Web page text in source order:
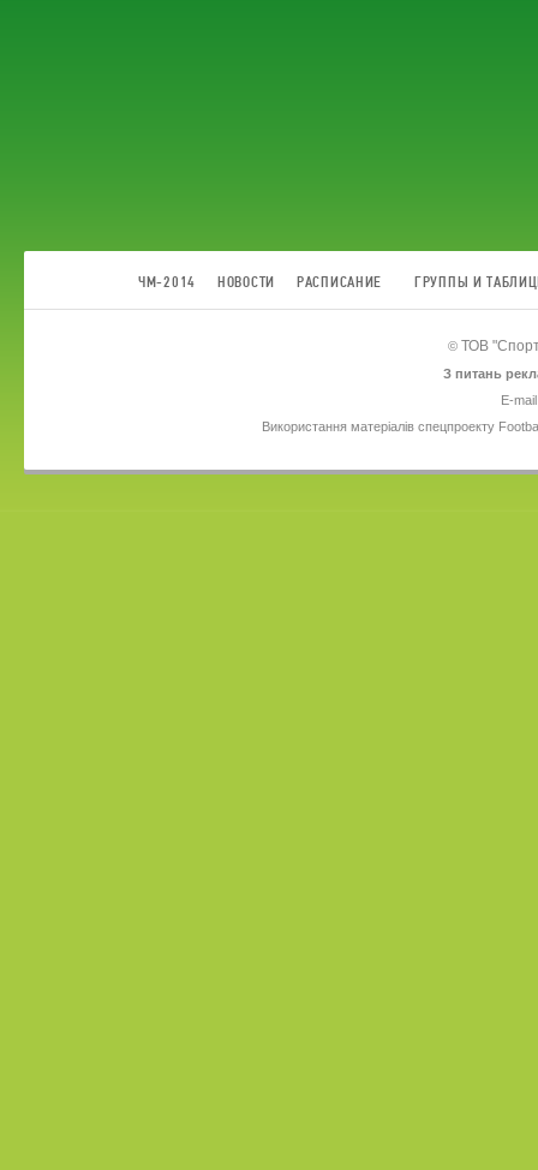
ЧМ-2014 НОВОСТИ РАСПИСАНИЕ ГРУППЫ И
© ТОВ
З питань
E-
Використання матеріалів спецпроекту